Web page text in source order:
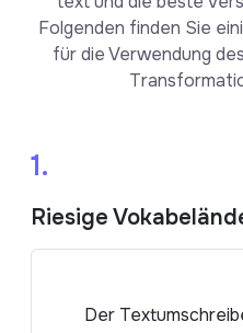
Folgenden finden Sie
für die Verwendung
1.
Riesige
Der